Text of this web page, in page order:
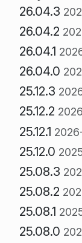
26.04.3
26.04.2
26.04.1
26.04.0
25.12.3
25.12.2
25.12.1
25.12.0
25.08.3
25.08.2
25.08.1
25.08.0